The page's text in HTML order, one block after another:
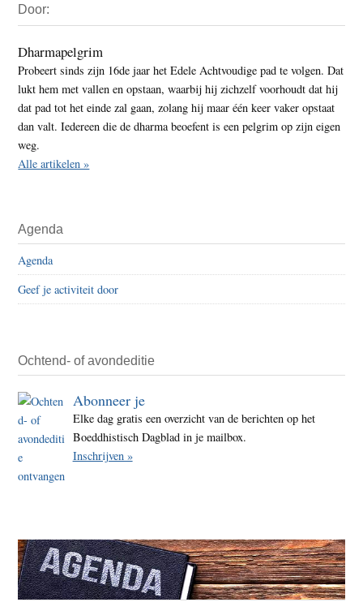
Sidebar
Door:
Dharmapelgrim
Probeert sinds zijn 16de jaar het Edele Achtvoudige pad te volgen. Dat
lukt hem met vallen en opstaan, waarbij hij zichzelf voorhoudt dat hij
dat pad tot het einde zal gaan, zolang hij maar één keer vaker opstaat
dan valt. Iedereen die de dharma beoefent is een pelgrim op zijn eigen
weg.
Alle artikelen »
Agenda
Agenda
Geef je activiteit door
Ochtend- of avondeditie
Abonneer je
Elke dag gratis een overzicht van de berichten op het
Boeddhistisch Dagblad in je mailbox.
Inschrijven »